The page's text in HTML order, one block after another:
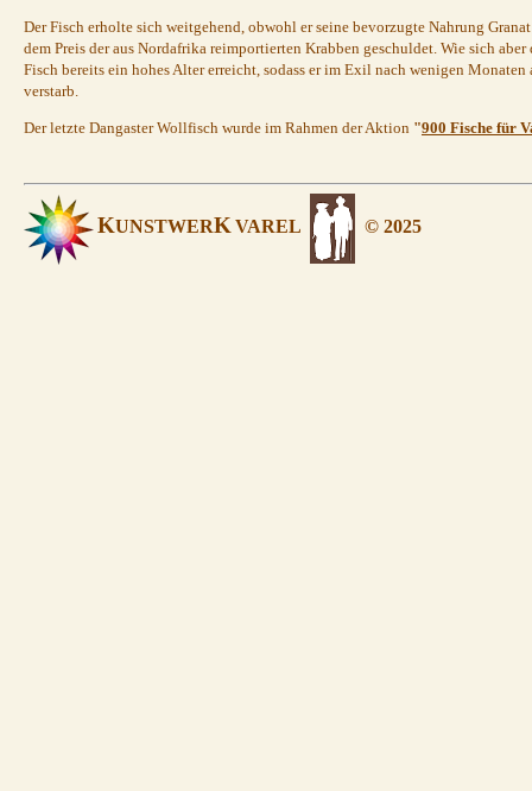
Der Fisch erholte sich weitgehend, obwohl er seine bevorzugte Nahrung
dem Preis der aus Nordafrika reimportierten Krabben geschuldet. Wie sich
Fisch bereits ein hohes Alter erreicht, sodass er im Exil nach wenigen
verstarb.
Der letzte Dangaster Wollfisch wurde im Rahmen der Aktion "900 Fische für
KUNSTWERK VAREL © 2025